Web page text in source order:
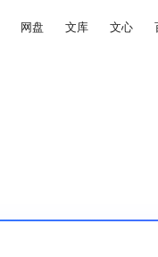
网盘 文库 文心